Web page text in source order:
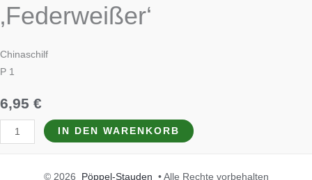
‚Federweißer‘
Chinaschilf
P 1
6,95 €
IN DEN WARENKORB
© 2026 Pöppel-Stauden • Alle Rechte vorbehalten